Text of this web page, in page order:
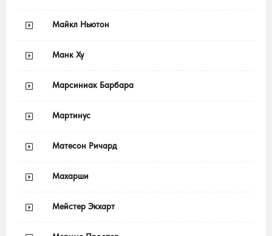
Майкл Ньютон
Манк Ху
Марсиниак Барбара
Мартинус
Матесон Ричард
Махарши
Мейстер Экхарт